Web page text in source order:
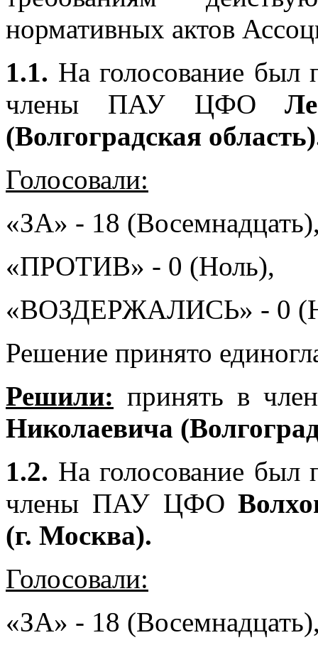
нормативных актов
1.1. На голосование был
члены ПАУ ЦФО
(Волгоградская
Голосовали:
«ЗА» - 18
«ПРОТИВ» - 0 (Ноль),
«ВОЗДЕРЖАЛИСЬ» - 0
Решение принято
Решили: принять в
Николаевича
1.2. На голосование был
члены ПАУ ЦФО
(г. Москва).
Голосовали:
«ЗА» - 18